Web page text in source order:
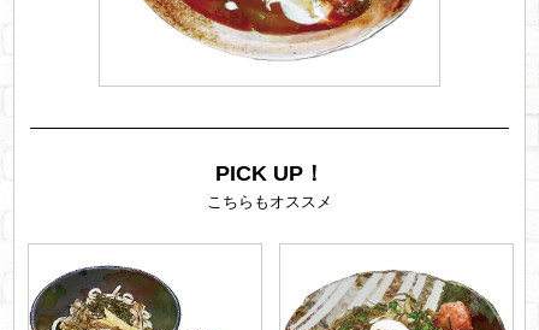
PICK UP！
こちらもオススメ